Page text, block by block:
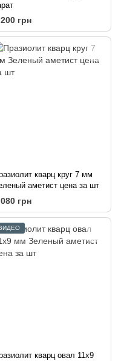
грн
кварц круг 7 мм
аметист цена за шт
грн
кварц овал 11х9